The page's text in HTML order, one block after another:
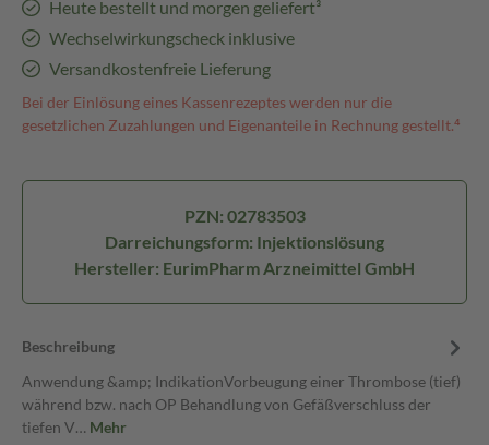
Heute bestellt und morgen geliefert³
Wechselwirkungscheck inklusive
Versandkostenfreie Lieferung
Bei der Einlösung eines Kassenrezeptes werden nur die
gesetzlichen Zuzahlungen und Eigenanteile in Rechnung gestellt.⁴
PZN: 02783503
Darreichungsform: Injektionslösung
Hersteller: EurimPharm Arzneimittel GmbH
Beschreibung
Anwendung &amp; IndikationVorbeugung einer Thrombose (tief)
während bzw. nach OP Behandlung von Gefäßverschluss der
tiefen V… Mehr